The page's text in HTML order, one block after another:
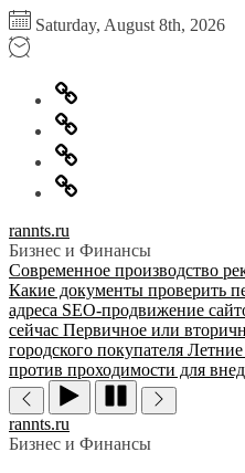
Перейти
к
содержимому
Saturday, August 8th, 2026
Главная
Информация
для
правообладателей
Обратная
связь
Политика
конфиденциальности
rannts.ru
Бизнес и Финансы
Современное производство
Какие документы проверить
адреса SEO-продвижение
сейчас Первичное или
городского покупателя
против проходимости для
rannts.ru
Бизнес и Финансы